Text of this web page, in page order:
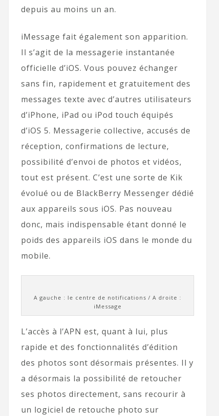
depuis au moins un an.
iMessage fait également son apparition.
Il s’agit de la messagerie instantanée
officielle d’iOS. Vous pouvez échanger
sans fin, rapidement et gratuitement des
messages texte avec d’autres utilisateurs
d’iPhone, iPad ou iPod touch équipés
d’iOS 5. Messagerie collective, accusés de
réception, confirmations de lecture,
possibilité d’envoi de photos et vidéos,
tout est présent. C’est une sorte de Kik
évolué ou de BlackBerry Messenger dédié
aux appareils sous iOS. Pas nouveau
donc, mais indispensable étant donné le
poids des appareils iOS dans le monde du
mobile.
A gauche : le centre de notifications / A droite :
iMessage
L’accès à l’APN est, quant à lui, plus
rapide et des fonctionnalités d’édition
des photos sont désormais présentes. Il y
a désormais la possibilité de retoucher
ses photos directement, sans recourir à
un logiciel de retouche photo sur